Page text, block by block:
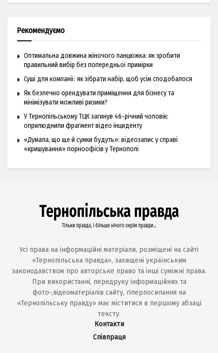
Рекомендуємо
Оптимальна довжина жіночого ланцюжка: як зробити
правильний вибір без попередньої примірки
Суші для компанії: як зібрати набір, щоб усім сподобалося
Як безпечно орендувати приміщення для бізнесу та
мінімізувати можливі ризики?
У Тернопільському ТЦК загинув 46-річний чоловік:
оприлюднили фрагмент відео інциденту
«Думала, що ще й сумки будуть»: відеозапис у справі
«кришування» порноофісів у Тернополі
Усі права на інформаційні матеріали, розміщені на сайті
«Тернопільська правда», захищені українським
законодавством про авторське право та інші суміжні права.
При використанні, передруку інформаційних та
фото-,відеоматеріалів сайту, гіперпосилання на
«Тернопільську правду» має міститися в першому абзаці
тексту.
Контакти
Співпраця